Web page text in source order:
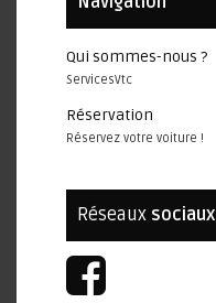
Qui sommes-nous ?
ServicesVtc
Réservation
Réservez votre voiture !
Réseaux sociaux